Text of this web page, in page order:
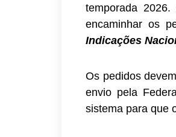
temporada
encaminhar os
Indicações
Os pedidos
envio pela
sistema para que